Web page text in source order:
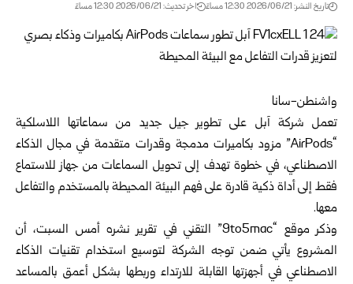
تاريخ النشر: 2026/06/21 12:30 مساءً اخر تحديث: 2026/06/21 12:30 مساءً
واشنطن-سانا
تعمل شركة آبل على تطوير جيل جديد من سماعاتها اللاسلكية
“AirPods” مزود بكاميرات مدمجة وقدرات متقدمة في مجال الذكاء
الاصطناعي، في خطوة تهدف إلى تحويل السماعات من جهاز للاستماع
فقط إلى أداة ذكية قادرة على فهم البيئة المحيطة بالمستخدم والتفاعل
معها.
وذكر موقع “9to5mac” التقني في تقرير نشره أمس السبت، أن
المشروع يأتي ضمن توجه الشركة لتوسيع استخدام تقنيات الذكاء
الاصطناعي في أجهزتها القابلة للارتداء وربطها بشكل أعمق بالمساعد